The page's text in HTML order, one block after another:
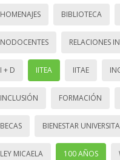
HOMENAJES BIBLIOTECA
NODOCENTES RELACIONES
I + D IITEA IITAE
INCLUSIÓN FORMACIÓN
BECAS BIENESTAR
LEY MICAELA 100 AÑOS